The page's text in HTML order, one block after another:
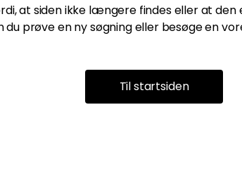
at siden ikke længere findes eller at den
du prøve en ny søgning eller besøge en
Til startsiden